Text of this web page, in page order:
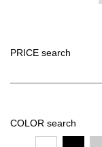
PRICE search
COLOR search